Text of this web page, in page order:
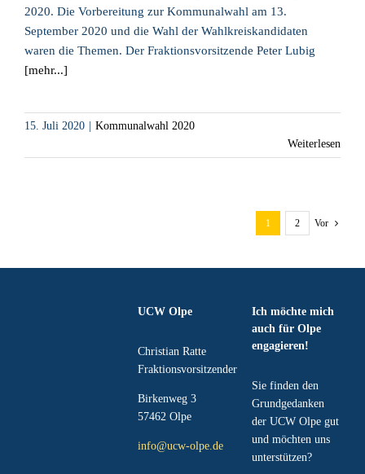
2020. Die Vorbereitung zur Kommunalwahl am 13.
September 2020 und die Wahl der Wahlkreiskandidaten
waren die Themen. Der Fraktionsvorsitzende Peter Lubig
[mehr...]
15. Juli 2020
Kommunalwahl 2020
Weiterlesen
1 2 Vor
UCW Olpe
Christian Ratte
Fraktionsvorsitzender
Birkenweg 3
57462 Olpe
info@ucw-olpe.de
Ich möchte mich
auch für Olpe
engagieren!
Sie finden den
Grundgedanken
der UCW Olpe gut
und möchten uns
unterstützen?